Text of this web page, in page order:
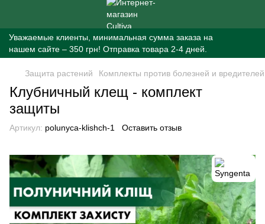
Уважаемые клиенты, минимальная сумма заказа на
нашем сайте – 350 грн! Отправка товара 2-4 дней.
Защита растений Комплекты против болезней и вредителей
Клубничный клещ - комплект
защиты
Артикул: polunyca-klishch-1 Оставить отзыв